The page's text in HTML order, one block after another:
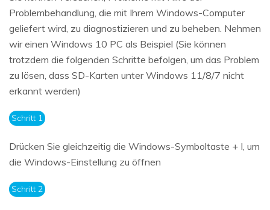
Problembehandlung, die mit Ihrem Windows-Computer
geliefert wird, zu diagnostizieren und zu beheben. Nehmen
wir einen Windows 10 PC als Beispiel (Sie können
trotzdem die folgenden Schritte befolgen, um das Problem
zu lösen, dass SD-Karten unter Windows 11/8/7 nicht
erkannt werden)
Schritt 1
Drücken Sie gleichzeitig die Windows-Symboltaste + I, um
die Windows-Einstellung zu öffnen
Schritt 2